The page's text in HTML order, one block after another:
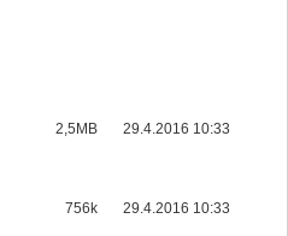
2,5MB 29.4.2016 10:33
756k 29.4.2016 10:33